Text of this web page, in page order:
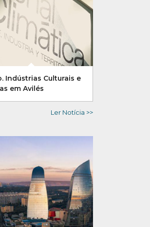
Indústrias Culturais e
em Avilés
Ler Notícia >>